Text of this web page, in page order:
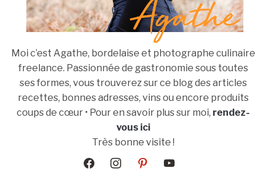
Moi c’est Agathe, bordelaise et photographe culinaire
freelance. Passionnée de gastronomie sous toutes
ses formes, vous trouverez sur ce blog des articles
recettes, bonnes adresses, vins ou encore produits
coups de cœur • Pour en savoir plus sur moi, rendez-
vous ici
Très bonne visite !
facebookinstagrampinterestyoutube